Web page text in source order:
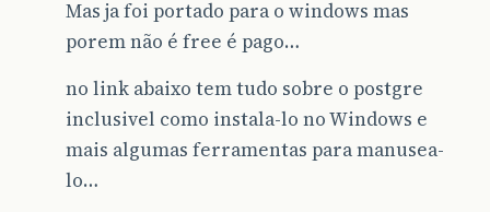
Mas ja foi portado para o windows mas
porem não é free é pago…
no link abaixo tem tudo sobre o postgre
inclusivel como instala-lo no Windows e
mais algumas ferramentas para manusea-
lo…